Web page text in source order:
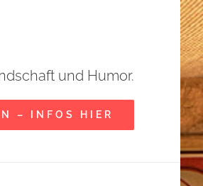
und Humor.
– INFOS HIER